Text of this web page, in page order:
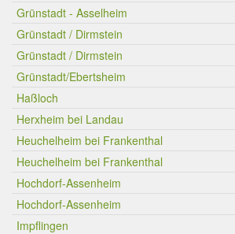
Grünstadt - Asselheim
Grünstadt / Dirmstein
Grünstadt / Dirmstein
Grünstadt/Ebertsheim
Haßloch
Herxheim bei Landau
Heuchelheim bei Frankenthal
Heuchelheim bei Frankenthal
Hochdorf-Assenheim
Hochdorf-Assenheim
Impflingen